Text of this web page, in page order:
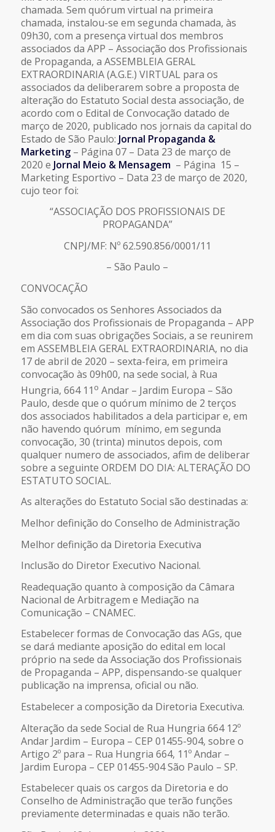
chamada. Sem quórum virtual na primeira
chamada, instalou-se em segunda chamada, às
09h30, com a presença virtual dos membros
associados da APP – Associação dos Profissionais
de Propaganda, a ASSEMBLEIA GERAL
EXTRAORDINARIA (A.G.E.) VIRTUAL para os
associados da deliberarem sobre a proposta de
alteração do Estatuto Social desta associação, de
acordo com o Edital de Convocação datado de
março de 2020, publicado nos jornais da capital do
Estado de São Paulo: Jornal Propaganda &
Marketing– Página 07 – Data 23 de março de
2020 e Jornal Meio & Mensagem– Página 15 –
Marketing Esportivo – Data 23 de março de 2020,
cujo teor foi:
“ASSOCIAÇÃO DOS PROFISSIONAIS DE
PROPAGANDA”
CNPJ/MF: Nº 62.590.856/0001/11
– São Paulo –
CONVOCAÇÃO
São convocados os Senhores Associados da
Associação dos Profissionais de Propaganda – APP
em dia com suas obrigações Sociais, a se reunirem
em ASSEMBLEIA GERAL EXTRAORDINARIA, no dia
17 de abril de 2020 – sexta-feira, em primeira
convocação às 09h00, na sede social, à Rua
Hungria, 664 11 o Andar – Jardim Europa – São
Paulo, desde que o quórum mínimo de 2 terços
dos associados habilitados a dela participar e, em
não havendo quórum mínimo, em segunda
convocação, 30 (trinta) minutos depois, com
qualquer numero de associados, afim de deliberar
sobre a seguinte ORDEM DO DIA: ALTERAÇÃO DO
ESTATUTO SOCIAL.
As alterações do Estatuto Social são destinadas a:
Melhor definição do Conselho de Administração
Melhor definição da Diretoria Executiva
Inclusão do Diretor Executivo Nacional.
Readequação quanto à composição da Câmara
Nacional de Arbitragem e Mediação na
Comunicação – CNAMEC.
Estabelecer formas de Convocação das AGs, que
se dará mediante aposição do edital em local
próprio na sede da Associação dos Profissionais
de Propaganda – APP, dispensando-se qualquer
publicação na imprensa, oficial ou não.
Estabelecer a composição da Diretoria Executiva.
Alteração da sede Social de Rua Hungria 664 12º
Andar Jardim – Europa – CEP 01455-904, sobre o
Artigo 2º para – Rua Hungria 664, 11º Andar –
Jardim Europa – CEP 01455-904 São Paulo – SP.
Estabelecer quais os cargos da Diretoria e do
Conselho de Administração que terão funções
previamente determinadas e quais não terão.